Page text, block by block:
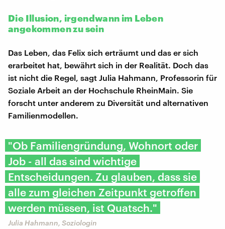
Die Illusion, irgendwann im Leben
angekommen zu sein
Das Leben, das Felix sich erträumt und das er sich
erarbeitet hat, bewährt sich in der Realität. Doch das
ist nicht die Regel, sagt Julia Hahmann, Professorin für
Soziale Arbeit an der Hochschule RheinMain. Sie
forscht unter anderem zu Diversität und alternativen
Familienmodellen.
"Ob Familiengründung, Wohnort oder
Job - all das sind wichtige
Entscheidungen. Zu glauben, dass sie
alle zum gleichen Zeitpunkt getroffen
werden müssen, ist Quatsch."
Julia Hahmann, Soziologin